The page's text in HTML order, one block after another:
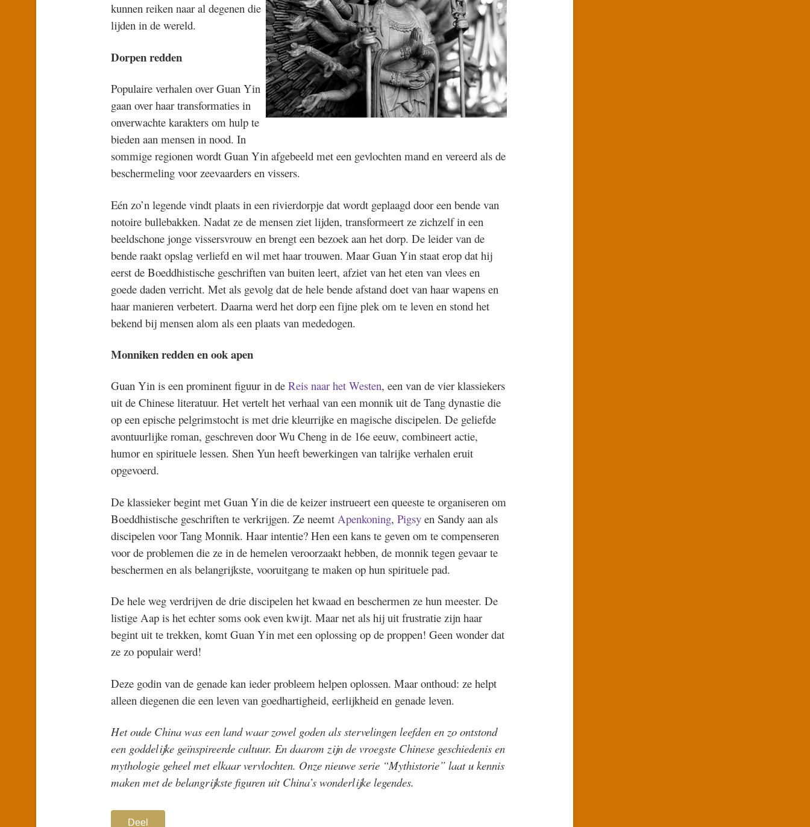
kunnen reiken naar al degenen die
lijden in de wereld.
Dorpen redden
Populaire verhalen over Guan Yin
gaan over haar transformaties in
onverwachte karakters om hulp te
bieden aan mensen in nood. In
sommige regionen wordt Guan Yin afgebeeld met een gevlochten mand en vereerd als de
beschermeling voor zeevaarders en vissers.
Eén zo’n legende vindt plaats in een rivierdorpje dat wordt geplaagd door een bende van
notoire bullebakken. Nadat ze de mensen ziet lijden, transformeert ze zichzelf in een
beeldschone jonge vissersvrouw en brengt een bezoek aan het dorp. De leider van de
bende raakt opslag verliefd en wil met haar trouwen. Maar Guan Yin staat erop dat hij
eerst de Boeddhistische geschriften van buiten leert, afziet van het eten van vlees en
goede daden verricht. Met als gevolg dat de hele bende afstand doet van haar wapens en
haar manieren verbetert. Daarna werd het dorp een fijne plek om te leven en stond het
bekend bij mensen alom als een plaats van mededogen.
Monniken redden en ook apen
Guan Yin is een prominent figuur in deReis naar het Westen, een van de vier klassiekers
uit de Chinese literatuur. Het vertelt het verhaal van een monnik uit de Tang dynastie die
op een epische pelgrimstocht is met drie kleurrijke en magische discipelen. De geliefde
avontuurlijke roman, geschreven door Wu Cheng in de 16e eeuw, combineert actie,
humor en spirituele lessen. Shen Yun heeft bewerkingen van talrijke verhalen eruit
opgevoerd.
De klassieker begint met Guan Yin die de keizer instrueert een queeste te organiseren om
Boeddhistische geschriften te verkrijgen. Ze neemt Apenkoning, Pigsyen Sandy aan als
discipelen voor Tang Monnik. Haar intentie? Hen een kans te geven om te compenseren
voor de problemen die ze in de hemelen veroorzaakt hebben, de monnik tegen gevaar te
beschermen en als belangrijkste, vooruitgang te maken op hun spirituele pad.
De hele weg verdrijven de drie discipelen het kwaad en beschermen ze hun meester. De
listige Aap is het echter soms ook even kwijt. Maar net als hij uit frustratie zijn haar
begint uit te trekken, komt Guan Yin met een oplossing op de proppen! Geen wonder dat
ze zo populair werd!
Deze godin van de genade kan ieder probleem helpen oplossen. Maar onthoud: ze helpt
alleen diegenen die een leven van goedhartigheid, eerlijkheid en genade leven.
Het oude China was een land waar zowel goden als stervelingen leefden en zo ontstond
een goddelijke geïnspireerde cultuur. En daarom zijn de vroegste Chinese geschiedenis en
mythologie geheel met elkaar vervlochten. Onze nieuwe serie “Mythistorie” laat u kennis
maken met de belangrijkste figuren uit China’s wonderlijke legendes.
Deel